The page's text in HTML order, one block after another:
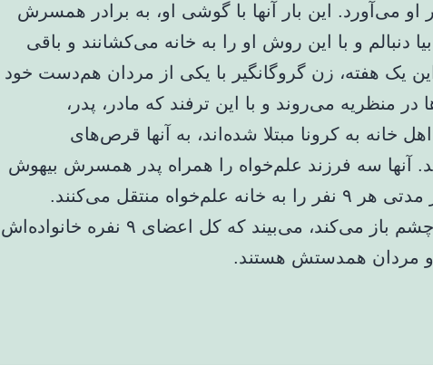
او می‌آورد. این بار آنها با گوشی او، به برادر همسرش
دنبالم و با این روش او را به خانه می‌کشانند و باقی
یک هفته، زن گروگانگیر با یکی از مردان هم‌دست خود
در منظریه می‌روند و با این ترفند که مادر، پدر،
خانه به کرونا مبتلا شده‌اند، به آنها قرص‌های
آنها سه فرزند علم‌خواه را همراه پدر همسرش بیهوش
می‌کنند و پس از مدتی هر ۹ نفر را به خانه علم‌خواه منتقل می‌کنند.
علم‌خواه زمانی چشم باز می‌کند، می‌بیند که کل اعضای ۹ نفره خانواده‌اش
مردان همدستش هستند.